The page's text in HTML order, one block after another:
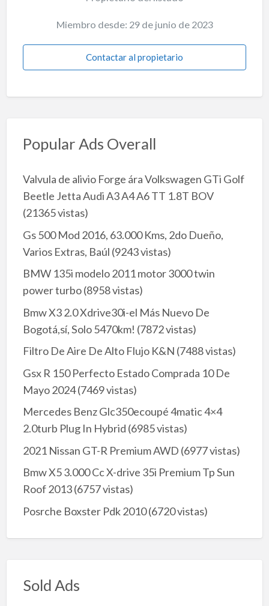
Miembro desde: 29 de junio de 2023
Contactar al propietario
Popular Ads Overall
Valvula de alivio Forge ára Volkswagen GTi Golf
Beetle Jetta Audi A3 A4 A6 TT 1.8T BOV
(21365 vistas)
Gs 500 Mod 2016, 63.000 Kms, 2do Dueño,
Varios Extras, Baúl (9243 vistas)
BMW 135i modelo 2011 motor 3000 twin
power turbo(8958 vistas)
Bmw X3 2.0 Xdrive30i-el Más Nuevo De
Bogotá,sí, Solo 5470km! (7872 vistas)
Filtro De Aire De Alto Flujo K&N (7488 vistas)
Gsx R 150 Perfecto Estado Comprada 10 De
Mayo 2024(7469 vistas)
Mercedes Benz Glc350ecoupé 4matic 4×4
2.0turb Plug In Hybrid (6985 vistas)
2021 Nissan GT-R Premium AWD (6977 vistas)
Bmw X5 3.000 Cc X-drive 35i Premium Tp Sun
Roof 2013(6757 vistas)
Posrche Boxster Pdk 2010(6720 vistas)
Sold Ads